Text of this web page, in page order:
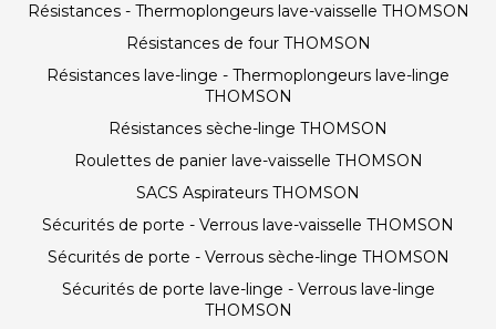
Résistances - Thermoplongeurs lave-vaisselle THOMSON
Résistances de four THOMSON
Résistances lave-linge - Thermoplongeurs lave-linge
THOMSON
Résistances sèche-linge THOMSON
Roulettes de panier lave-vaisselle THOMSON
SACS Aspirateurs THOMSON
Sécurités de porte - Verrous lave-vaisselle THOMSON
Sécurités de porte - Verrous sèche-linge THOMSON
Sécurités de porte lave-linge - Verrous lave-linge
THOMSON